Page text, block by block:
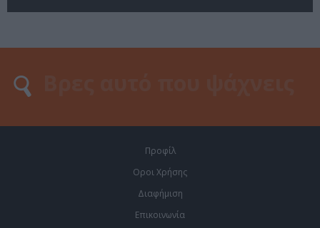
Προφίλ
Οροι Χρήσης
Διαφήμιση
Επικοινωνία